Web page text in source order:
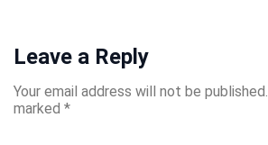
Leave a Reply
Your email address will not be published.
marked *